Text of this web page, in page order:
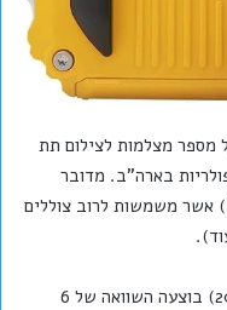
מספר מצלמות לצילום תת
בארה"ב. מדובר
במצלמות האוטומטיות (לא מצלמות DSLR) אשר משמשות לרוב צוללים
במאמר שפורסם בתחילת החודש (יולי 2024) בוצעה השוואה של 6